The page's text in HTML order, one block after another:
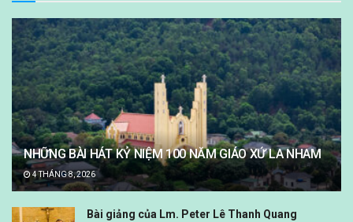
NHỮNG BÀI HÁT KỶ NIỆM 100 NĂM GIÁO XỨ LA NHAM
4 THÁNG 8, 2026
Bài giảng của Lm. Peter Lê Thanh Quang